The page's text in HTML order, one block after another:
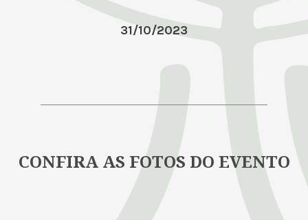
31/10/2023
CONFIRA AS FOTOS DO EVENTO